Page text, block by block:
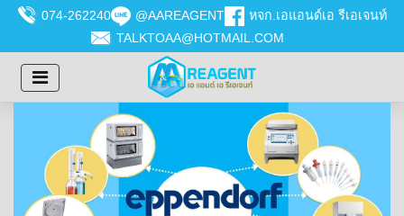
074-262240 @AAREAGENT
หจก.เอแอนด์เอ รีเอเจนท์
TALKTOAA@HOTMAIL.COM